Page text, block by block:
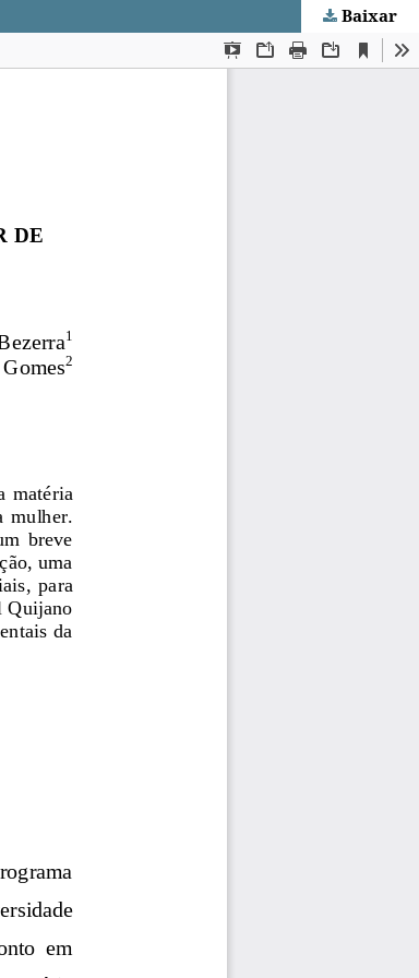
Baixar